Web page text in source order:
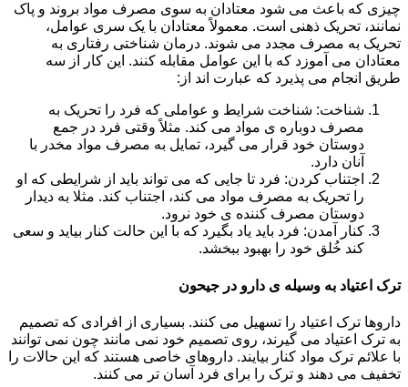
چیزی که باعث می شود معتادان به سوی مصرف مواد بروند و پاک
نمانند، تحریک ذهنی است. معمولاً معتادان با یک سری عوامل،
تحریک به مصرف مجدد می شوند. درمان شناختی رفتاری به
معتادان می آموزد که با این عوامل مقابله کنند. این کار از سه
طریق انجام می پذیرد که عبارت اند از:
شناخت: شناخت شرایط و عواملی که فرد را تحریک به
مصرف دوباره ی مواد می کند. مثلاً وقتی فرد در جمع
دوستان خود قرار می گیرد، تمایل به مصرف مواد مخدر با
آنان دارد.
اجتناب کردن: فرد تا جایی که می تواند باید از شرایطی که او
را تحریک به مصرف مواد می کند، اجتناب کند. مثلا به دیدار
دوستان مصرف کننده ی خود نرود.
کنار آمدن: فرد باید یاد بگیرد که با این حالت کنار بیاید و سعی
کند خُلق خود را بهبود ببخشد.
ترک اعتیاد به وسیله ی دارو در جیحون
داروها ترک اعتیاد را تسهیل می کنند. بسیاری از افرادی که تصمیم
به ترک اعتیاد می گیرند، روی تصمیم خود نمی مانند چون نمی توانند
با علائم ترک مواد کنار بیایند. داروهای خاصی هستند که این حالات را
تخفیف می دهند و ترک را برای فرد آسان تر می کنند.